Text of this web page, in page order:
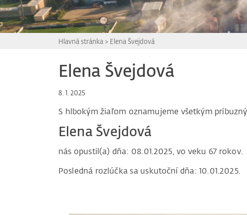
Hlavná stránka > Elena Švejdová
Elena Švejdová
8. 1. 2025
S hlbokým žiaľom oznamujeme všetkým
Elena Švejdová
nás opustil(a) dňa: 08.01.2025, vo veku 67 rokov.
Posledná rozlúčka sa uskutoční dňa: 10.01.2025.